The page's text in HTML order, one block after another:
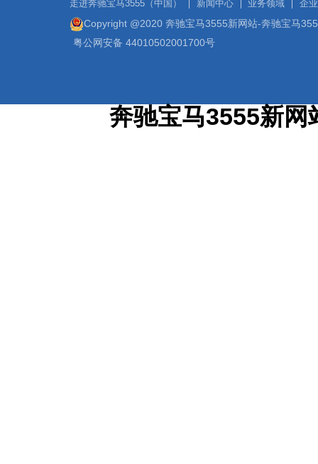
走进奔驰宝马3555（中国） 新闻中心 业务领域 企
Copyright @2020 奔驰宝马3555新网站-奔驰宝马
粤公网安备 44010502001700号
奔驰宝马3555新网